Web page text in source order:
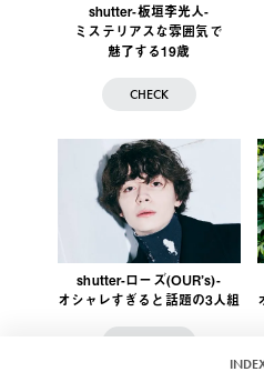
shutter-板垣李光人-
ミステリアスな雰囲気で
魅了する19歳
CHECK
shutter-ローズ(OUR’s)-
オシャレすぎると話題の3人組
CHECK